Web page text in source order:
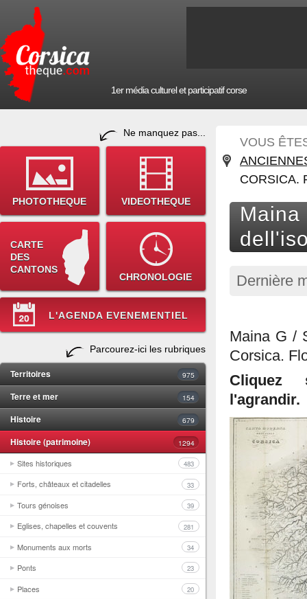
1er média culturel et participatif corse
Ne manquez pas...
PHOTOTHEQUE VIDEOTHEQUE
CARTE
DES
CANTONS
CHRONOLOGIE
L'AGENDA EVENEMENTIEL
Parcourez-ici les rubriques
Territoires 975
Terre et mer 154
Histoire 679
Histoire (patrimoine) 1294
Sites historiques 483
Forts, châteaux et citadelles 33
Tours génoises 39
Eglises, chapelles et couvents 281
Monuments aux morts 34
Ponts 23
Places 20
VOUS
CORSICA.
Maina
Dernière
Maina G /
Corsica.
Cliquez
l'agrandir.